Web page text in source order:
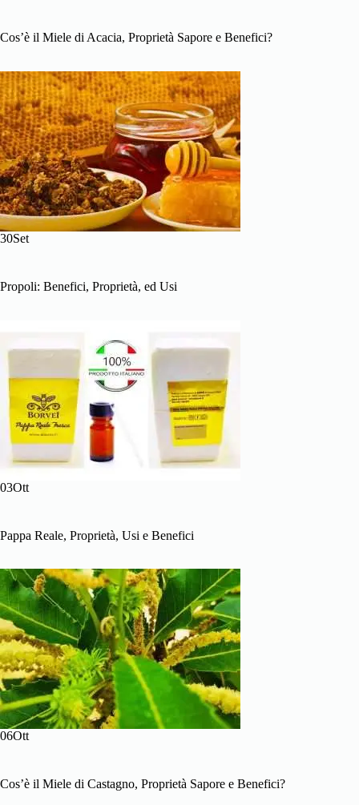
Cos’è il Miele di Acacia, Proprietà Sapore e Benefici?
30Set
Propoli: Benefici, Proprietà, ed Usi
03Ott
Pappa Reale, Proprietà, Usi e Benefici
06Ott
Cos’è il Miele di Castagno, Proprietà Sapore e Benefici?